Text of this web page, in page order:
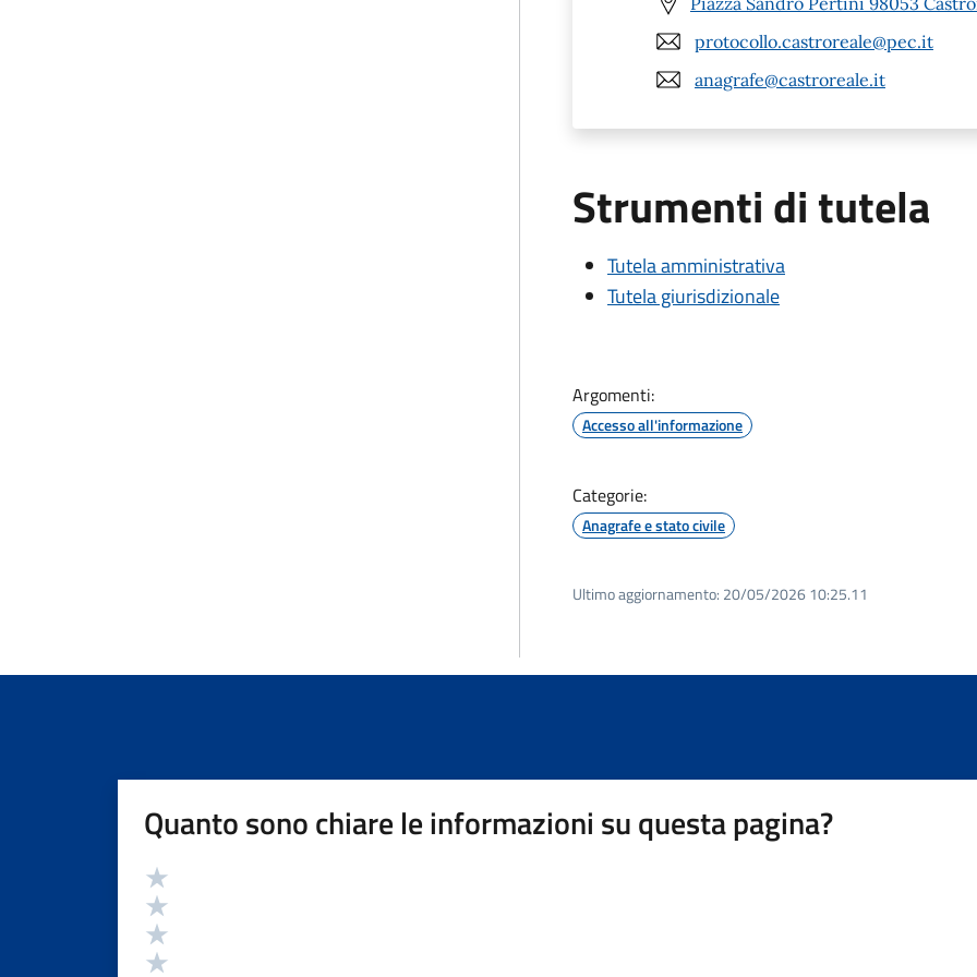
protocollo.castroreale@pec.it
anagrafe@castroreale.it
Strumenti di tutela
Tutela amministrativa
Tutela giurisdizionale
Argomenti:
Accesso all'informazione
Categorie:
Anagrafe e stato civile
Ultimo aggiornamento: 20/05/2026 10:25.11
Quanto sono chiare le informazioni su questa pagina?
Valutazione